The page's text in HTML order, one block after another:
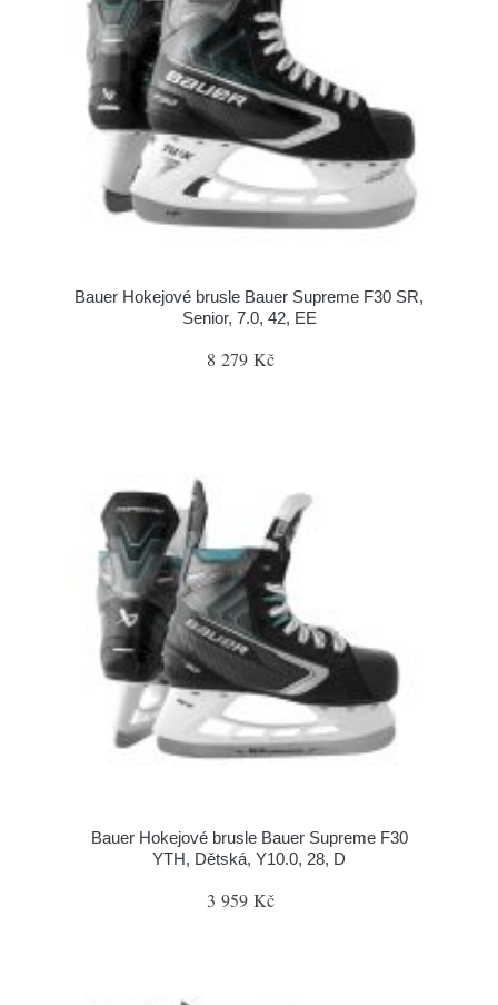
Bauer Hokejové brusle Bauer Supreme F30 SR,
Senior, 7.0, 42, EE
8 279 Kč
Bauer Hokejové brusle Bauer Supreme F30
YTH, Dětská, Y10.0, 28, D
3 959 Kč